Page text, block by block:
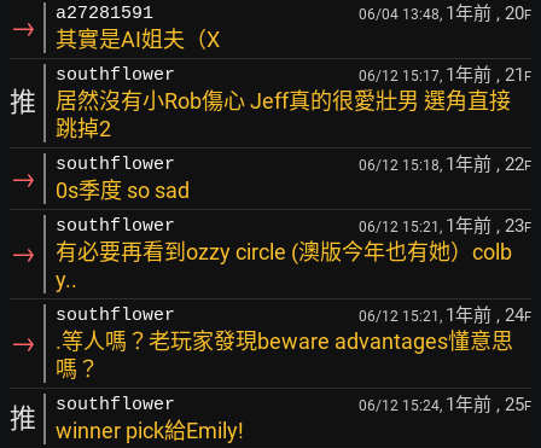
→ a27281591 06/04 13:48, 1年前 , 20F
其實是AI姐夫（X
推
southflower 06/12 15:17, 1年前 , 21 F
居然沒有小Rob傷心 Jeff真的很愛壯男 選角直接
跳掉2
→ southflower 06/12 15:18, 1年前 , 22F
0s季度 so sad
→
southflower 06/12 15:21, 1年前 , 23F
有必要再看到ozzy circle (澳版今年也有她）colb
y..
→
southflower 06/12 15:21, 1年前 , 24F
.等人嗎？老玩家發現beware advantages懂意思
嗎？
推 southflower 06/12 15:24, 1年前 , 25F
winner pick給Emily!